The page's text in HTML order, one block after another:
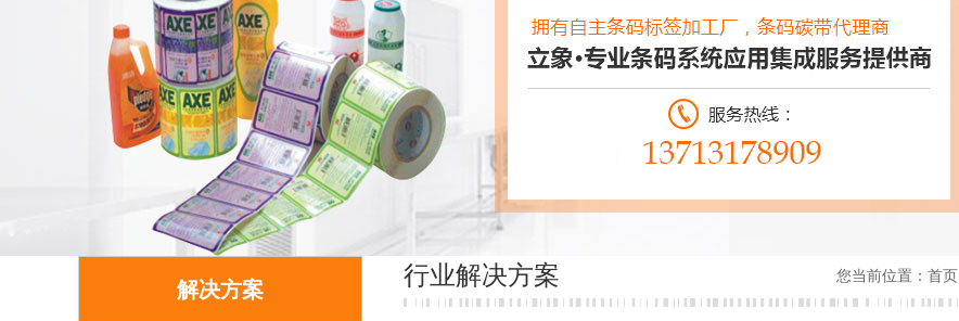
解决方案 行业解决方案 您当前位置： 首页